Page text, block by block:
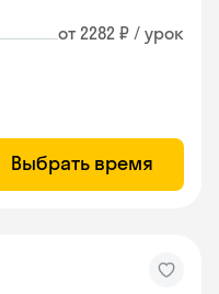
от 2282 ₽ / урок
Выбрать время